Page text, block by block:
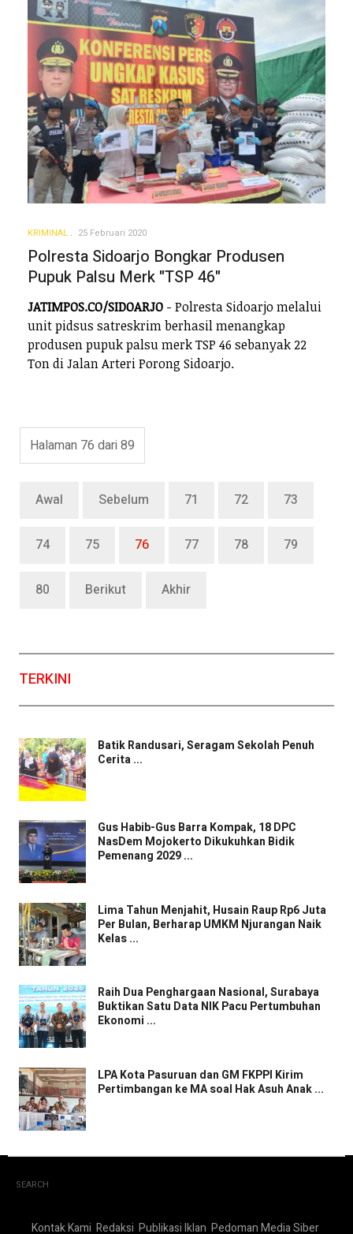
KRIMINAL 25 Februari 2020
Polresta Sidoarjo Bongkar Produsen
Pupuk Palsu Merk "TSP 46"
JATIMPOS.CO/SIDOARJO - Polresta Sidoarjo melalui
unit pidsus satreskrim berhasil menangkap
produsen pupuk palsu merk TSP 46 sebanyak 22
Ton di Jalan Arteri Porong Sidoarjo.
Halaman 76 dari 89
Awal Sebelum 71 72 73
74 75 76 77 78 79
80 Berikut Akhir
TERKINI
Batik Randusari, Seragam Sekolah Penuh
Cerita ...
Gus Habib-Gus Barra Kompak, 18 DPC
NasDem Mojokerto Dikukuhkan Bidik
Pemenang 2029 ...
Lima Tahun Menjahit, Husain Raup Rp6 Juta
Per Bulan, Berharap UMKM Njurangan Naik
Kelas ...
Raih Dua Penghargaan Nasional, Surabaya
Buktikan Satu Data NIK Pacu Pertumbuhan
Ekonomi ...
LPA Kota Pasuruan dan GM FKPPI Kirim
Pertimbangan ke MA soal Hak Asuh Anak ...
SEARCH
Kontak Kami Redaksi Publikasi Iklan Pedoman Media Siber